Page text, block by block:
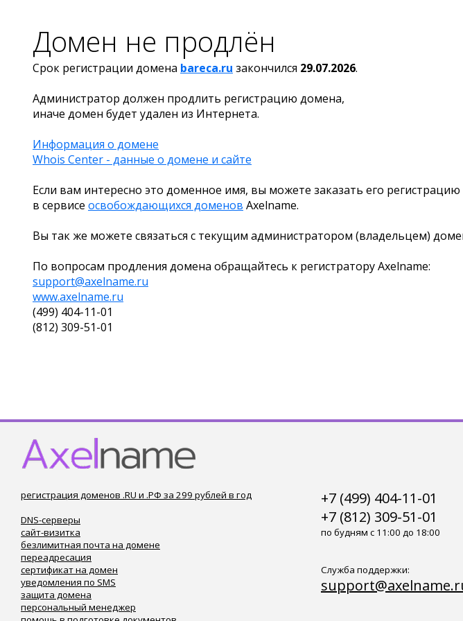
Домен не продлён
Срок регистрации домена bareca.ru закончился 29.07.2026.
Администратор должен продлить регистрацию домена,
иначе домен будет удален из Интернета.
Информация о домене
Whois Center - данные о домене и сайте
Если вам интересно это доменное имя, вы можете заказать его регистрацию
в сервисе освобождающихся доменов Axelname.
Вы так же можете связаться с текущим администратором (владельцем)
По вопросам продления домена обращайтесь к регистратору Axelname:
support@axelname.ru
www.axelname.ru
(499) 404-11-01
(812) 309-51-01
регистрация доменов .RU и .РФ за 299 рублей в год
DNS-серверы
сайт-визитка
безлимитная почта на домене
переадресация
сертификат на домен
уведомления по SMS
защита домена
персональный менеджер
+7 (499) 404-11-01
+7 (812) 309-51-01
по будням с 11:00 до 18:00
Служба поддержки: